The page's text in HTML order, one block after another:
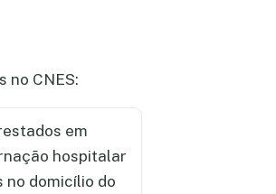
no CNES:
em
hospitalar
domicílio do